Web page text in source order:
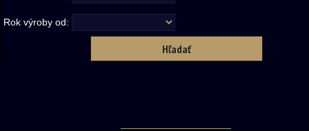
Rok výroby od: